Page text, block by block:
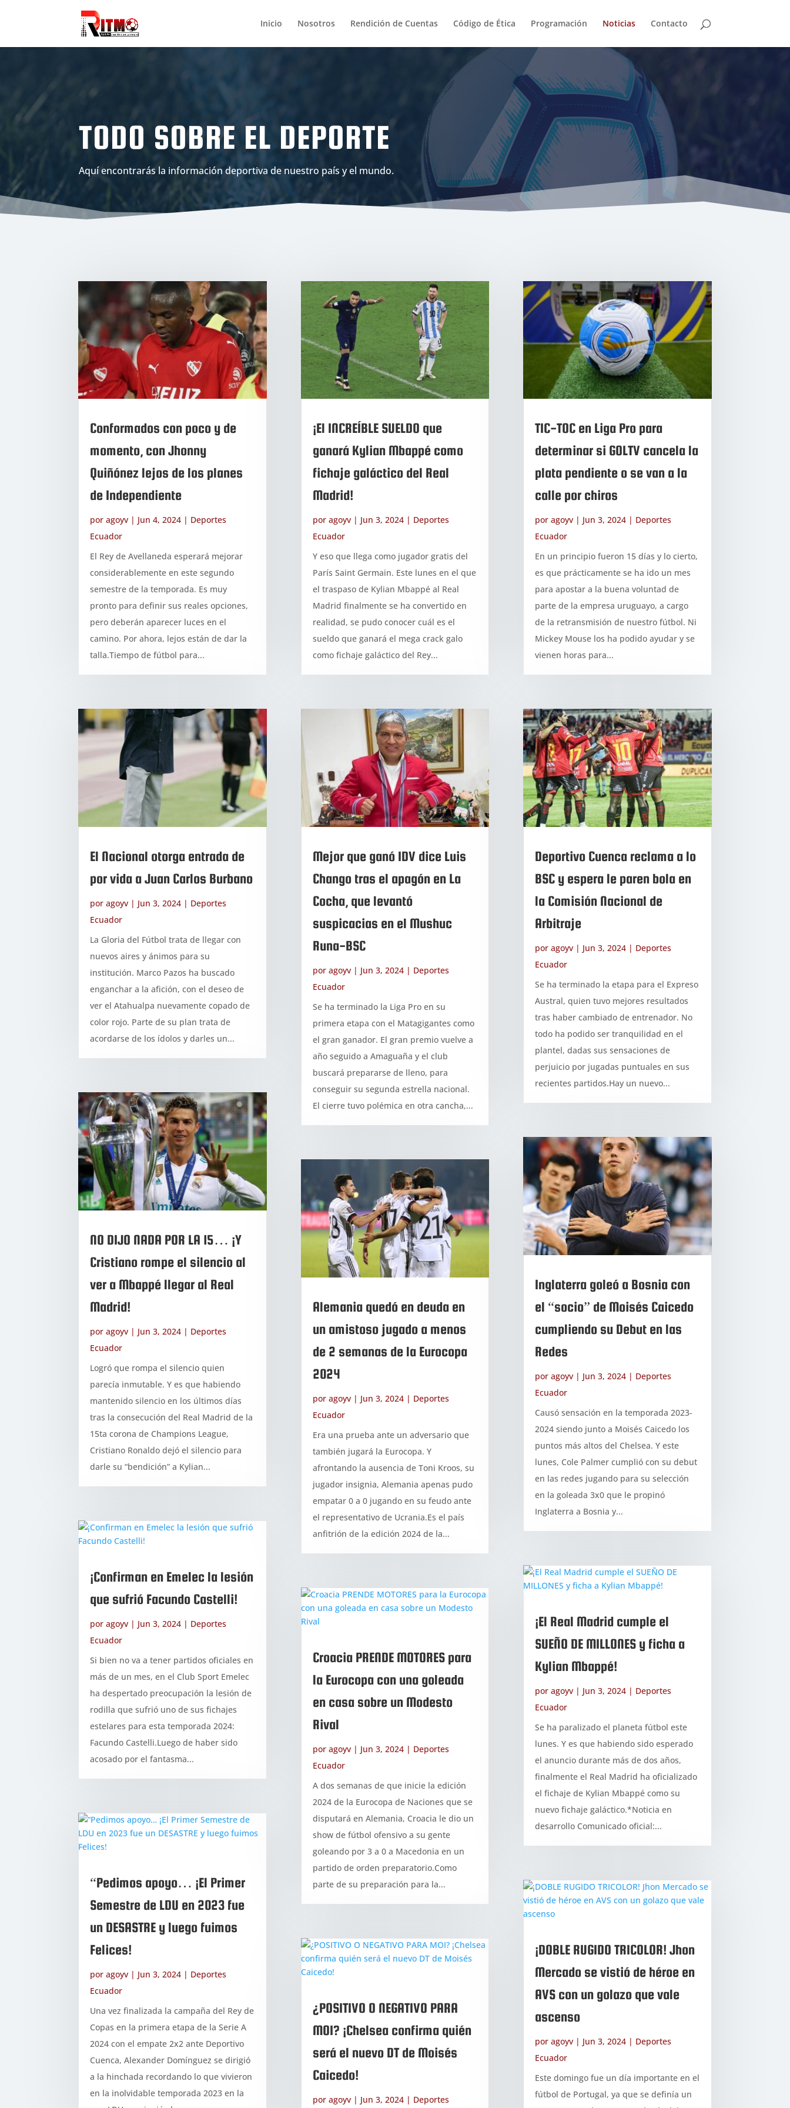
Inicio Nosotros Rendición de Cuentas Código de Ética Programación Noticias Contacto
TODO SOBRE EL DEPORTE
Aquí encontrarás la información deportiva de nuestro país y el mundo.
Conformados con poco y de
momento, con Jhonny
Quiñónez lejos de los planes
de Independiente
poragoyv | Jun 4, 2024 | Deportes
Ecuador
El Rey de Avellaneda esperará mejorar
considerablemente en este segundo
semestre de la temporada. Es muy
pronto para definir sus reales opciones,
pero deberán aparecer luces en el
camino. Por ahora, lejos están de dar la
talla.Tiempo de fútbol para...
El Nacional otorga entrada de
por vida a Juan Carlos Burbano
poragoyv | Jun 3, 2024 | Deportes
Ecuador
La Gloria del Fútbol trata de llegar con
nuevos aires y ánimos para su
institución. Marco Pazos ha buscado
enganchar a la afición, con el deseo de
ver el Atahualpa nuevamente copado de
color rojo. Parte de su plan trata de
acordarse de los ídolos y darles un...
NO DIJO NADA POR LA 15… ¡Y
Cristiano rompe el silencio al
ver a Mbappé llegar al Real
Madrid!
poragoyv | Jun 3, 2024 | Deportes
Ecuador
Logró que rompa el silencio quien
parecía inmutable. Y es que habiendo
mantenido silencio en los últimos días
tras la consecución del Real Madrid de la
15ta corona de Champions League,
Cristiano Ronaldo dejó el silencio para
darle su “bendición” a Kylian...
¡Confirman en Emelec la lesión
que sufrió Facundo Castelli!
poragoyv | Jun 3, 2024 | Deportes
Ecuador
Si bien no va a tener partidos oficiales en
más de un mes, en el Club Sport Emelec
ha despertado preocupación la lesión de
rodilla que sufrió uno de sus fichajes
estelares para esta temporada 2024:
Facundo Castelli.Luego de haber sido
acosado por el fantasma...
“Pedimos apoyo… ¡El Primer
Semestre de LDU en 2023 fue
un DESASTRE y luego fuimos
Felices!
poragoyv | Jun 3, 2024 | Deportes
Ecuador
Una vez finalizada la campaña del Rey de
Copas en la primera etapa de la Serie A
2024 con el empate 2x2 ante Deportivo
Cuenca, Alexander Domínguez se dirigió
a la hinchada recordando lo que vivieron
en la inolvidable temporada 2023 en la
¡El INCREÍBLE SUELDO que
ganará Kylian Mbappé como
fichaje galáctico del Real
Madrid!
por agoyv| Jun 3, 2024| Deportes
Ecuador
Y eso que llega como jugador gratis del
París Saint Germain. Este lunes en el que
el traspaso de Kylian Mbappé al Real
Madrid finalmente se ha convertido en
realidad, se pudo conocer cuál es el
sueldo que ganará el mega crack galo
como fichaje galáctico del Rey...
Mejor que ganó IDV dice Luis
Chango tras el apagón en La
Cocha, que levantó
suspicacias en el Mushuc
Runa-BSC
por agoyv| Jun 3, 2024| Deportes
Ecuador
Se ha terminado la Liga Pro en su
primera etapa con el Matagigantes como
el gran ganador. El gran premio vuelve a
año seguido a Amaguaña y el club
buscará prepararse de lleno, para
conseguir su segunda estrella nacional.
El cierre tuvo polémica en otra cancha,...
Alemania quedó en deuda en
un amistoso jugado a menos
de 2 semanas de la Eurocopa
2024
por agoyv| Jun 3, 2024| Deportes
Ecuador
Era una prueba ante un adversario que
también jugará la Eurocopa. Y
afrontando la ausencia de Toni Kroos, su
jugador insignia, Alemania apenas pudo
empatar 0 a 0 jugando en su feudo ante
el representativo de Ucrania.Es el país
anfitrión de la edición 2024 de la...
Croacia PRENDE MOTORES para
la Eurocopa con una goleada
en casa sobre un Modesto
Rival
por agoyv| Jun 3, 2024| Deportes
Ecuador
A dos semanas de que inicie la edición
2024 de la Eurocopa de Naciones que se
disputará en Alemania, Croacia le dio un
show de fútbol ofensivo a su gente
goleando por 3 a 0 a Macedonia en un
partido de orden preparatorio.Como
parte de su preparación para la...
¿POSITIVO O NEGATIVO PARA
MOI? ¡Chelsea confirma quién
será el nuevo DT de Moisés
Caicedo!
por agoyv| Jun 3, 2024| Deportes
TIC-TOC en Liga Pro para
determinar si GOLTV cancela la
plata pendiente o se van a la
calle por chiros
por agoyv| Jun 3, 2024| Deportes
Ecuador
En un principio fueron 15 días y lo cierto,
es que prácticamente se ha ido un mes
para apostar a la buena voluntad de
parte de la empresa uruguayo, a cargo
de la retransmisión de nuestro fútbol. Ni
Mickey Mouse los ha podido ayudar y se
vienen horas para...
Deportivo Cuenca reclama a lo
BSC y espera le paren bola en
la Comisión Nacional de
Arbitraje
por agoyv| Jun 3, 2024| Deportes
Ecuador
Se ha terminado la etapa para el Expreso
Austral, quien tuvo mejores resultados
tras haber cambiado de entrenador. No
todo ha podido ser tranquilidad en el
plantel, dadas sus sensaciones de
perjuicio por jugadas puntuales en sus
recientes partidos.Hay un nuevo...
Inglaterra goleó a Bosnia con
el “socio” de Moisés Caicedo
cumpliendo su Debut en las
Redes
por agoyv| Jun 3, 2024| Deportes
Ecuador
Causó sensación en la temporada 2023-
2024 siendo junto a Moisés Caicedo los
puntos más altos del Chelsea. Y este
lunes, Cole Palmer cumplió con su debut
en las redes jugando para su selección
en la goleada 3x0 que le propinó
Inglaterra a Bosnia y...
¡El Real Madrid cumple el
SUEÑO DE MILLONES y ficha a
Kylian Mbappé!
por agoyv| Jun 3, 2024| Deportes
Ecuador
Se ha paralizado el planeta fútbol este
lunes. Y es que habiendo sido esperado
el anuncio durante más de dos años,
finalmente el Real Madrid ha oficializado
el fichaje de Kylian Mbappé como su
nuevo fichaje galáctico.*Noticia en
desarrollo Comunicado oficial:...
¡DOBLE RUGIDO TRICOLOR! Jhon
Mercado se vistió de héroe en
AVS con un golazo que vale
ascenso
por agoyv| Jun 3, 2024| Deportes
Ecuador
Este domingo fue un día importante en el
fútbol de Portugal, ya que se definía un